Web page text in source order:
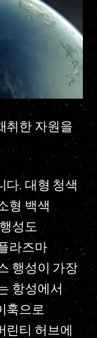
취한 자원을
다. 대형 청색
형 백색
성도
라즈마
행성이 가장
항성에서
훅으로
린티 허브에